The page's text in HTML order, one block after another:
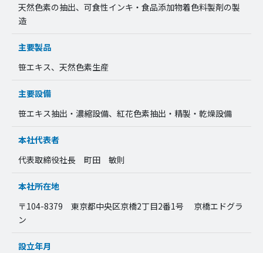
天然色素の抽出、可食性インキ・食品添加物着色料製剤の製
造
主要製品
笹エキス、天然色素生産
主要設備
笹エキス抽出・濃縮設備、紅花色素抽出・精製・乾燥設備
本社代表者
代表取締役社長 町田 敏則
本社所在地
〒104-8379 東京都中央区京橋2丁目2番1号 京橋エドグラ
ン
設立年月